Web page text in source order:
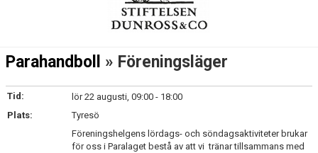
OM PARAHANDBOLL
Parahandboll » Föreningsläger
Tid:
lör 22 augusti, 09:00 - 18:00
Plats:
Tyresö
Föreningshelgens lördags- och söndagsaktiviteter brukar
för oss i Paralaget bestå av att vi tränar tillsammans med